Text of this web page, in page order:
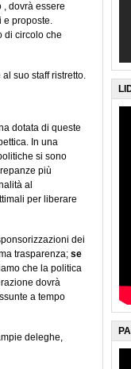
dovrà essere
e proposte.
di circolo che
suo staff ristretto.
dotata di queste
In una
si sono
più
al
per liberare
dei
trasparenza; se
che la politica
dovrà
a tempo
deleghe,